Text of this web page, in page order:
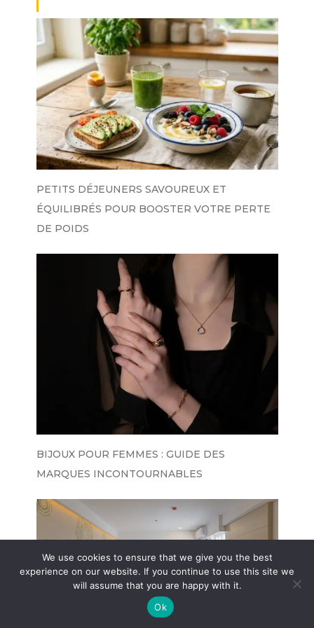
PETITS DÉJEUNERS SAVOUREUX ET
ÉQUILIBRÉS POUR BOOSTER VOTRE PERTE
DE POIDS
BIJOUX POUR FEMMES : GUIDE DES
MARQUES INCONTOURNABLES
We use cookies to ensure that we give you the best
experience on our website. If you continue to use this site we
will assume that you are happy with it.
Ok